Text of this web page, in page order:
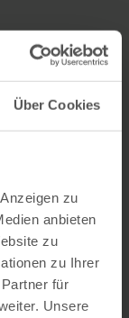
Über Cookies
zu
anbieten
zu
zu Ihrer
für
Unsere